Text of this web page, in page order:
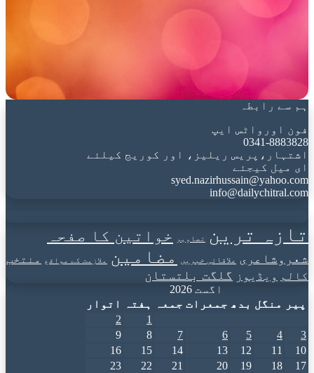
ہم سے رابطہ
فون اورواٹس ایپ
0341-8883828
اشتہار،پریس ریلیز، اور کوریج کیلئے
ای میل کیجئے
syed.nazirhussain@yahoo.com
info@dailychitral.com
تازہ ترین تصاویر خواتین کا صفحہ
شعروشاعری علاقائی خبریں مضامین ملازمت کے مواقع
منتخب
کالم ویڈیوز گلگت بلتستان
اگست 2026
پیر
منگل بدھ جمعرات جمعہ ہفتہ
اتوار
1
2
3
4
5
6
7
8
9
10
11
12
13
14
15
16
17
18
19
20
21
22
23